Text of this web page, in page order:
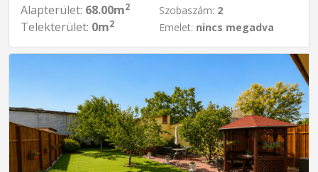
Alapterület: 68.00m2
Telekterület: 0m2
Szobaszám: 2
Emelet: nincs megadva